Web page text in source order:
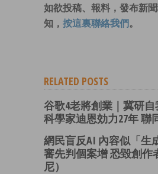
如欲投稿、報料，發布新
知， 按這裏聯絡我們 。
RELATED POSTS
谷歌4老將創業｜冀研
科學家迪恩効力27年 聯
網民盲反AI 內容似「生
審先判個案增 恐毀創作
尼）